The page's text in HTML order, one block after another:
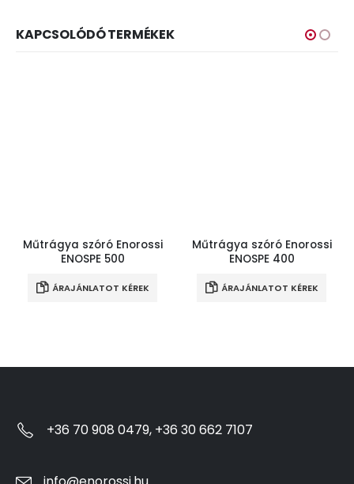
KAPCSOLÓDÓ TERMÉKEK
Műtrágya szóró Enorossi
ENOSPE 500
ÁRAJÁNLATOT KÉREK
Műtrágya szóró Enorossi
ENOSPE 400
ÁRAJÁNLATOT KÉREK
+36 70 908 0479, +36 30 662 7107